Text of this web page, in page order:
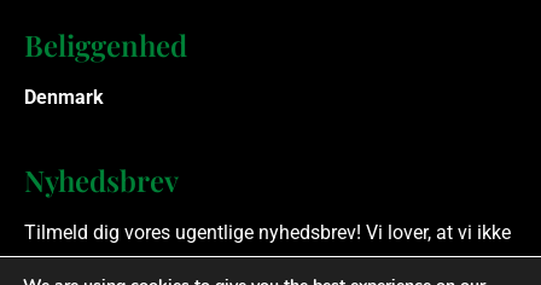
Beliggenhed
Denmark
Nyhedsbrev
Tilmeld dig vores ugentlige nyhedsbrev! Vi lover, at vi ikke
spammer.